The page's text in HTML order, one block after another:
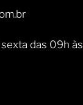
das 09h às